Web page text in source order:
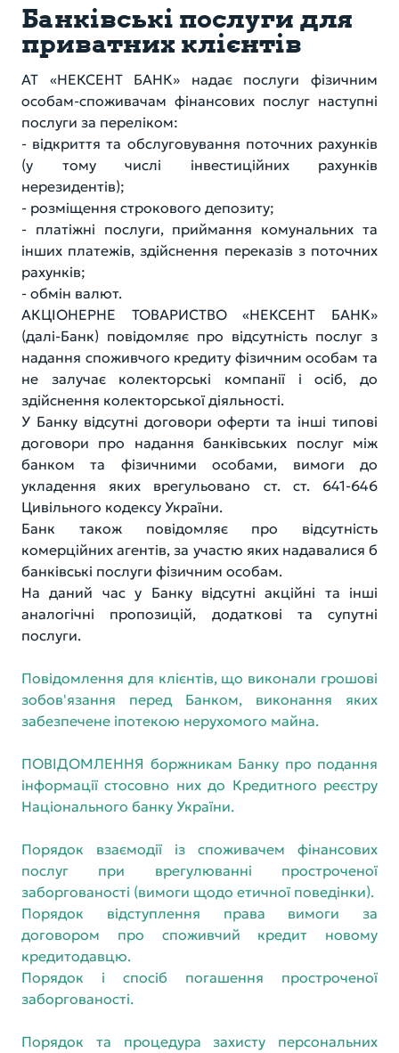
Банківські послуги для
приватних клієнтів
АТ «НЕКСЕНТ БАНК» надає послуги фізичним
особам-споживачам фінансових послуг наступні
послуги за переліком:
- відкриття та обслуговування поточних рахунків
(у тому числі інвестиційних рахунків
нерезидентів);
- розміщення строкового депозиту;
- платіжні послуги, приймання комунальних та
інших платежів, здійснення переказів з поточних
рахунків;
- обмін валют.
АКЦІОНЕРНЕ ТОВАРИСТВО «НЕКСЕНТ БАНК»
(далі-Банк) повідомляє про відсутність послуг з
надання споживчого кредиту фізичним особам та
не залучає колекторські компанії і осіб, до
здійснення колекторської діяльності.
У Банку відсутні договори оферти та інші типові
договори про надання банківських послуг між
банком та фізичними особами, вимоги до
укладення яких врегульовано ст. ст. 641-646
Цивільного кодексу України.
Банк також повідомляє про відсутність
комерційних агентів, за участю яких надавалися б
банківські послуги фізичним особам.
На даний час у Банку відсутні акційні та інші
аналогічні пропозицій, додаткові та супутні
послуги.
Повідомлення для клієнтів, що виконали грошові
зобов'язання перед Банком, виконання яких
забезпечене іпотекою нерухомого майна.
ПОВІДОМЛЕННЯ боржникам Банку про подання
інформації стосовно них до Кредитного реєстру
Національного банку України.
Порядок взаємодії із споживачем фінансових
послуг при врегулюванні простроченої
заборгованості (вимоги щодо етичної поведінки).
Порядок відступлення права вимоги за
договором про споживчий кредит новому
кредитодавцю.
Порядок і спосіб погашення простроченої
заборгованості.
Порядок та процедура захисту персональних